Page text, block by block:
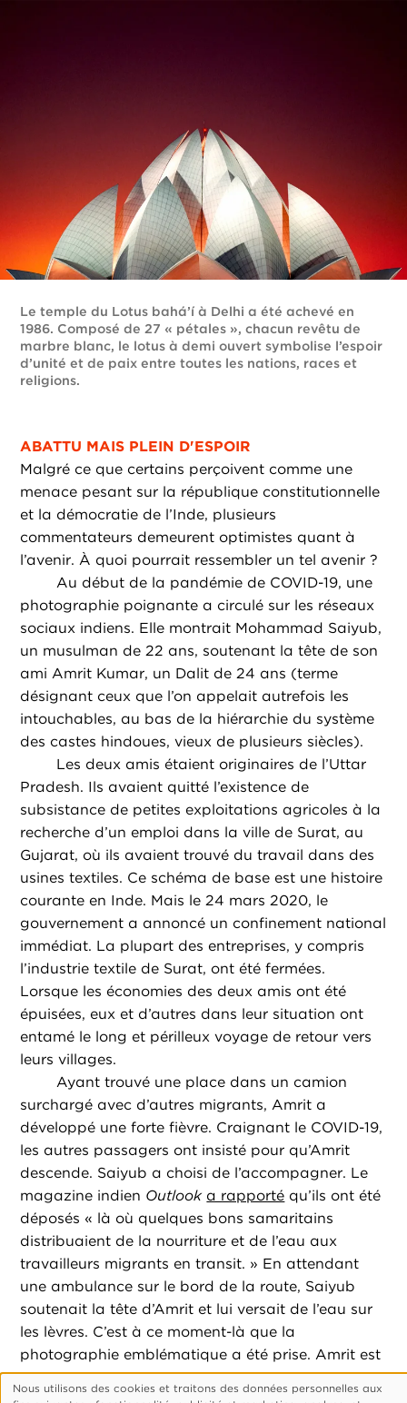
Le temple du Lotus bahá’í à Delhi a été achevé en
1986. Composé de 27 « pétales », chacun revêtu de
marbre blanc, le lotus à demi ouvert symbolise l’espoir
d’unité et de paix entre toutes les nations, races et
religions.
ABATTU MAIS PLEIN D'ESPOIR
Malgré ce que certains perçoivent comme une
menace pesant sur la république constitutionnelle
et la démocratie de l’Inde, plusieurs
commentateurs demeurent optimistes quant à
l’avenir. À quoi pourrait ressembler un tel avenir ?
Au début de la pandémie de COVID-19, une
photographie poignante a circulé sur les réseaux
sociaux indiens. Elle montrait Mohammad Saiyub,
un musulman de 22 ans, soutenant la tête de son
ami Amrit Kumar, un Dalit de 24 ans (terme
désignant ceux que l’on appelait autrefois les
intouchables, au bas de la hiérarchie du système
des castes hindoues, vieux de plusieurs siècles).
Les deux amis étaient originaires de l’Uttar
Pradesh. Ils avaient quitté l’existence de
subsistance de petites exploitations agricoles à la
recherche d’un emploi dans la ville de Surat, au
Gujarat, où ils avaient trouvé du travail dans des
usines textiles. Ce schéma de base est une histoire
courante en Inde. Mais le 24 mars 2020, le
gouvernement a annoncé un confinement national
immédiat. La plupart des entreprises, y compris
l’industrie textile de Surat, ont été fermées.
Lorsque les économies des deux amis ont été
épuisées, eux et d’autres dans leur situation ont
entamé le long et périlleux voyage de retour vers
leurs villages.
Ayant trouvé une place dans un camion
surchargé avec d’autres migrants, Amrit a
développé une forte fièvre. Craignant le COVID-19,
les autres passagers ont insisté pour qu’Amrit
descende. Saiyub a choisi de l’accompagner. Le
magazine indien Outlook a rapporté qu’ils ont été
déposés « là où quelques bons samaritains
distribuaient de la nourriture et de l’eau aux
travailleurs migrants en transit. » En attendant
une ambulance sur le bord de la route, Saiyub
soutenait la tête d’Amrit et lui versait de l’eau sur
les lèvres. C’est à ce moment-là que la
photographie emblématique a été prise. Amrit est
mort plus tard dans un hôpital voisin, non du
Utilisation
Nous utilisons des cookies et traitons des données personnelles aux